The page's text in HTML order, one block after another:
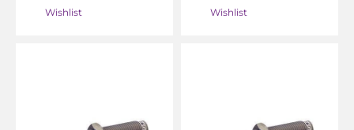
Wishlist Wishlist